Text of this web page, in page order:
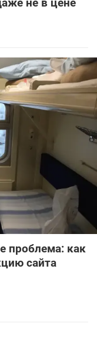
проблема: как
сайта